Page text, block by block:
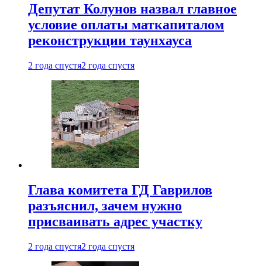
Депутат Колунов назвал главное
условие оплаты маткапиталом
реконструкции таунхауса
2 года спустя2 года спустя
Глава комитета ГД Гаврилов
разъяснил, зачем нужно
присваивать адрес участку
2 года спустя2 года спустя